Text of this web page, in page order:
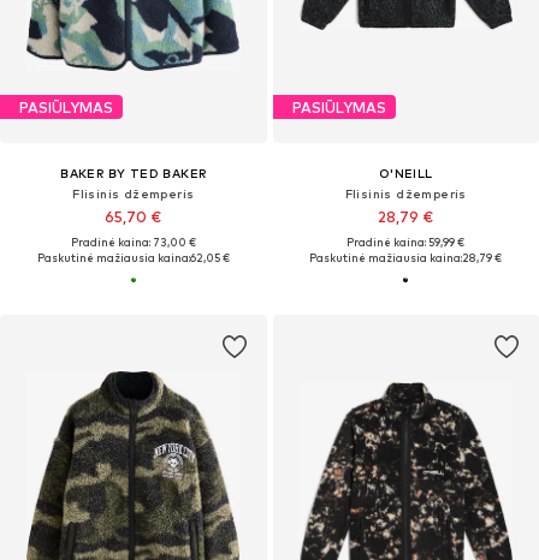
PASIŪLYMAS
BAKER BY TED BAKER
Flisinis džemperis
65,70 €
Pradinė kaina: 73,00 €
Paskutinė mažiausia kaina:62,05 €
PASIŪLYMAS
O'NEILL
Flisinis džemperis
28,79 €
Pradinė kaina: 59,99 €
Paskutinė mažiausia kaina:28,79 €